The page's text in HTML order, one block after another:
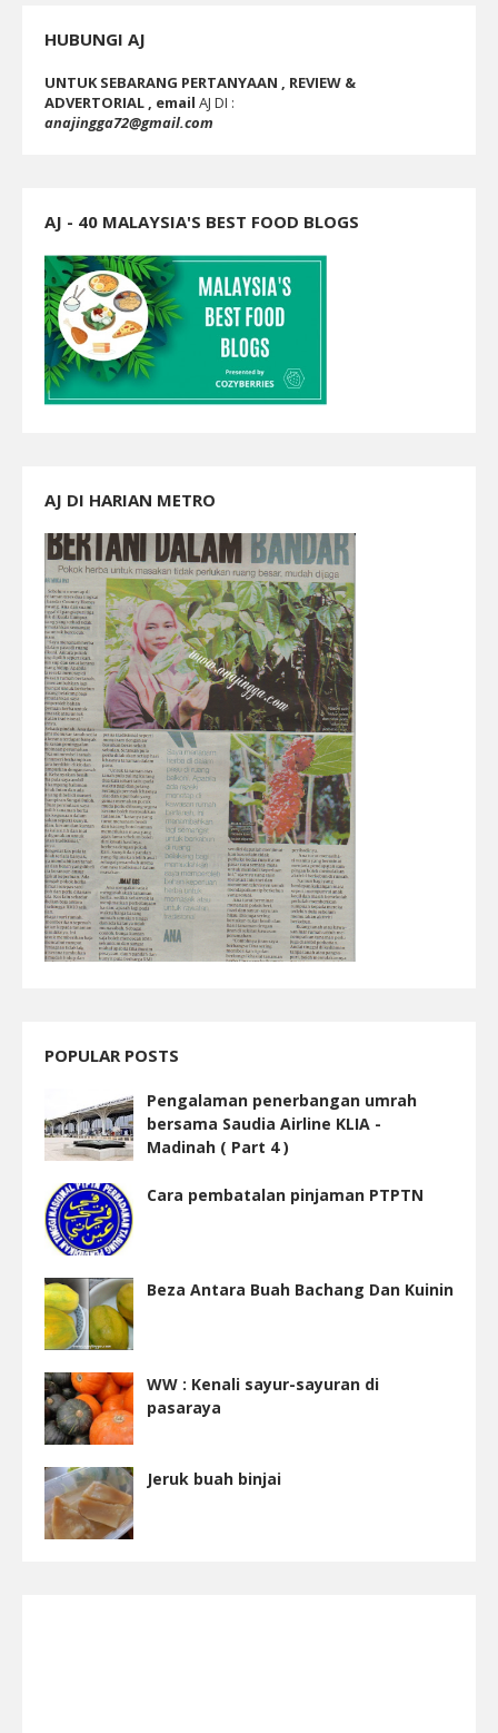
HUBUNGI AJ
UNTUK SEBARANG PERTANYAAN , REVIEW &
ADVERTORIAL , email AJ DI :
anajingga72@gmail.com
AJ - 40 MALAYSIA'S BEST FOOD BLOGS
AJ DI HARIAN METRO
POPULAR POSTS
Pengalaman penerbangan umrah
bersama Saudia Airline KLIA -
Madinah ( Part 4 )
Cara pembatalan pinjaman PTPTN
Beza Antara Buah Bachang Dan Kuinin
WW : Kenali sayur-sayuran di
pasaraya
Jeruk buah binjai